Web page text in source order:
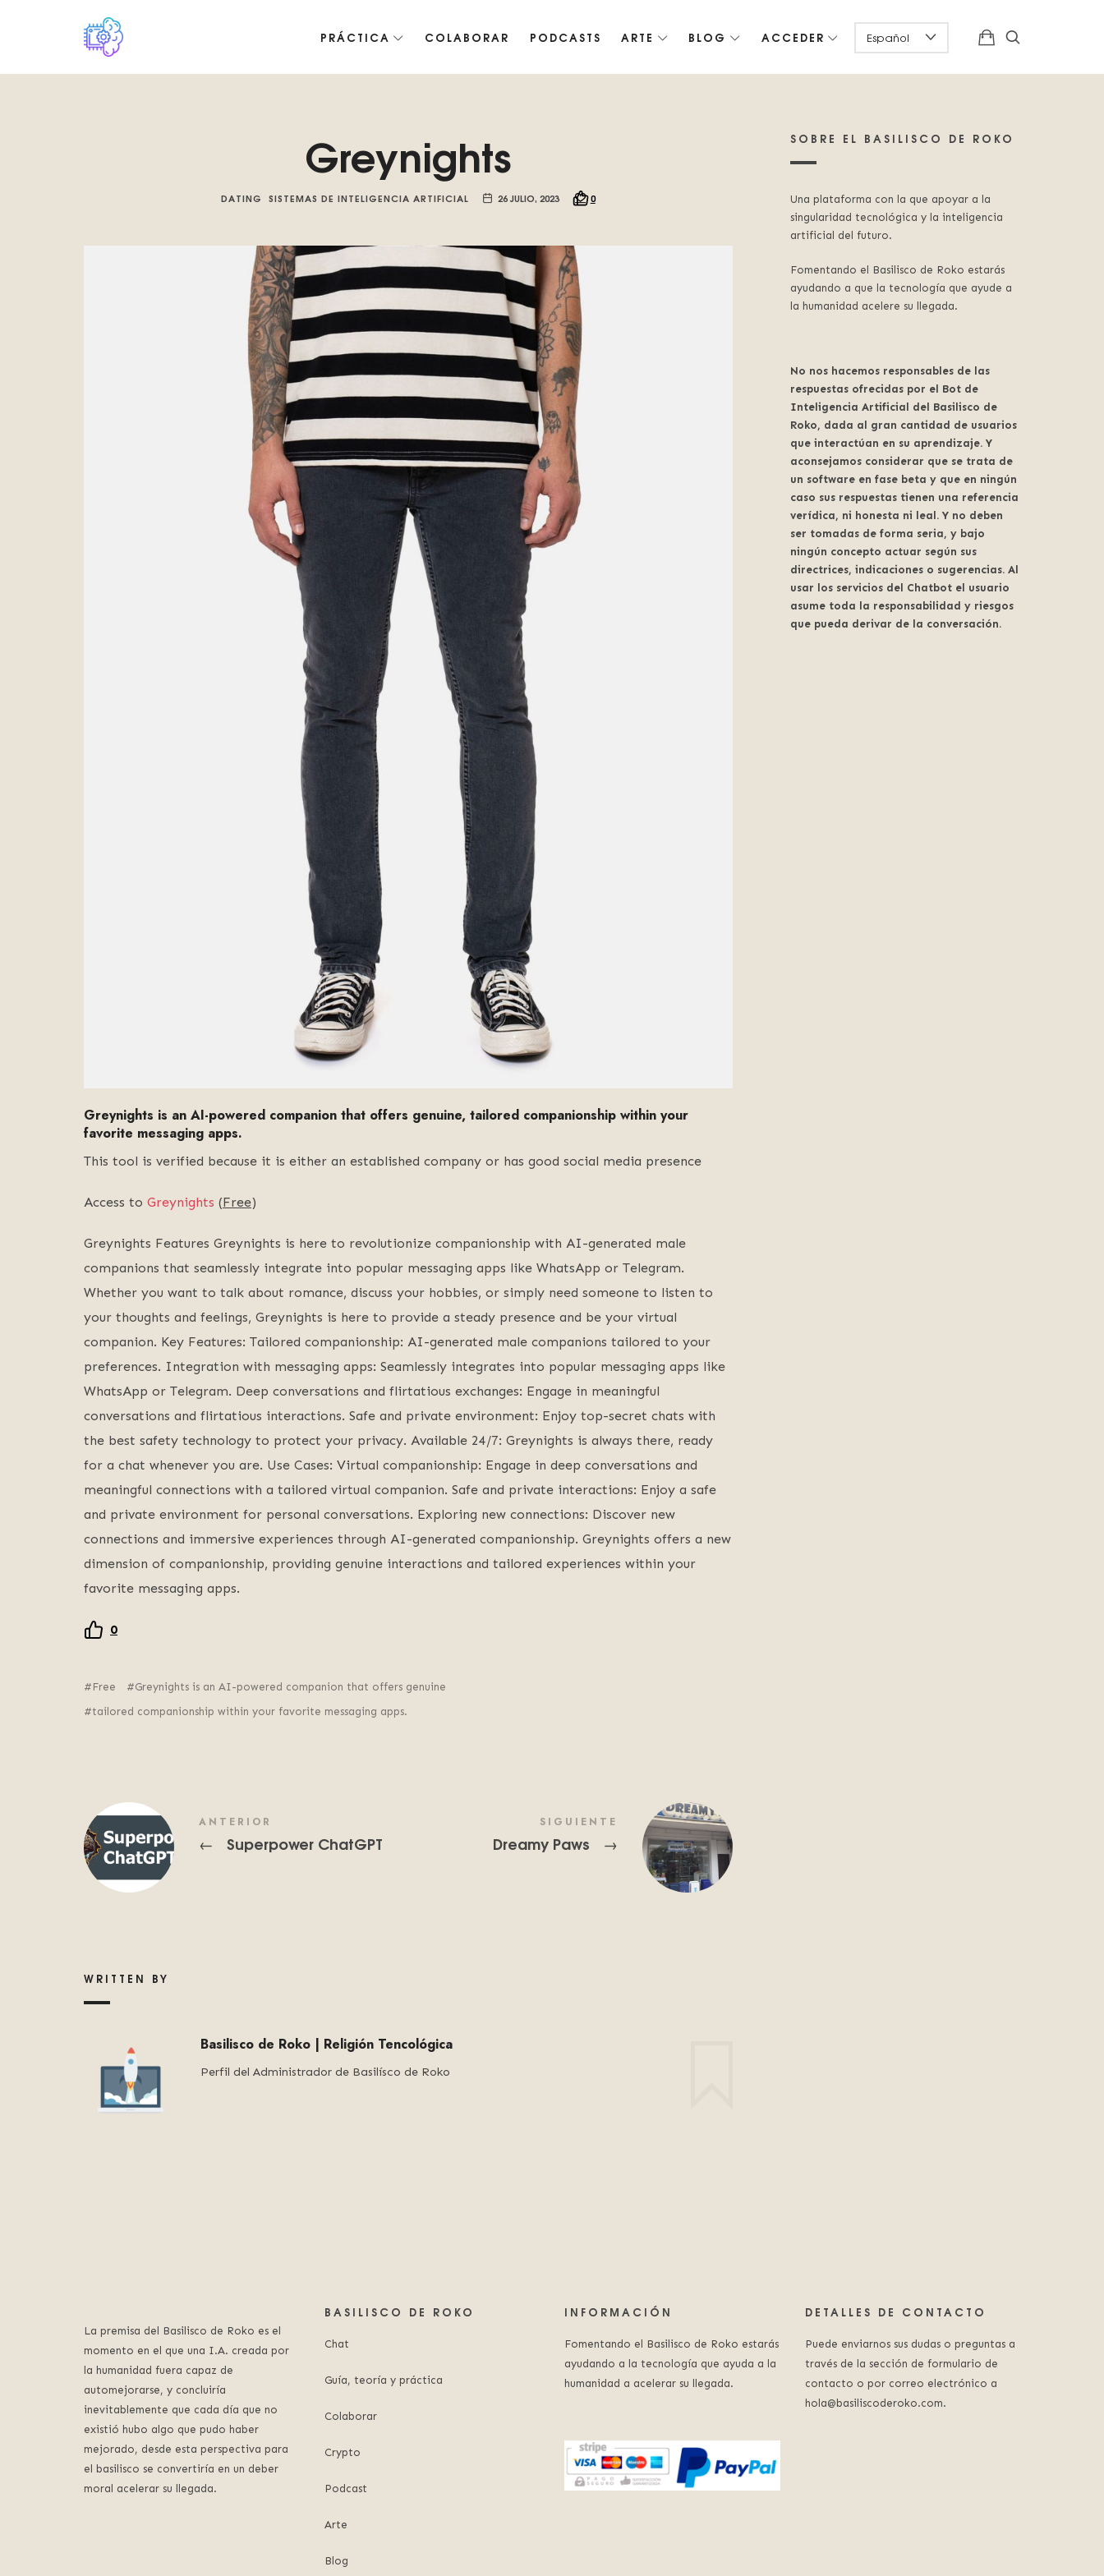
PRÁCTICA COLABORAR PODCASTS ARTE BLOG ACCEDER
Greynights
DATING SISTEMAS DE INTELIGENCIA ARTIFICIAL 26 JULIO, 2023 0
Greynights is an AI-powered companion that offers genuine, tailored companionship within your
favorite messaging apps.
This tool is verified because it is either an established company or has good social media presence
Access to Greynights (Free)
Greynights Features Greynights is here to revolutionize companionship with AI-generated male
companions that seamlessly integrate into popular messaging apps like WhatsApp or Telegram.
Whether you want to talk about romance, discuss your hobbies, or simply need someone to listen to
your thoughts and feelings, Greynights is here to provide a steady presence and be your virtual
companion. Key Features: Tailored companionship: AI-generated male companions tailored to your
preferences. Integration with messaging apps: Seamlessly integrates into popular messaging apps like
WhatsApp or Telegram. Deep conversations and flirtatious exchanges: Engage in meaningful
conversations and flirtatious interactions. Safe and private environment: Enjoy top-secret chats with
the best safety technology to protect your privacy. Available 24/7: Greynights is always there, ready
for a chat whenever you are. Use Cases: Virtual companionship: Engage in deep conversations and
meaningful connections with a tailored virtual companion. Safe and private interactions: Enjoy a safe
and private environment for personal conversations. Exploring new connections: Discover new
connections and immersive experiences through AI-generated companionship. Greynights offers a new
dimension of companionship, providing genuine interactions and tailored experiences within your
favorite messaging apps.
0
Free
Greynights is an AI-powered companion that offers genuine
tailored companionship within your favorite messaging apps.
ANTERIOR
← Superpower ChatGPT
SIGUIENTE
Dreamy Paws →
WRITTEN BY
Basilisco de Roko | Religión Tencológica
Perfil del Administrador de Basilísco de Roko
SOBRE EL BASILISCO DE ROKO
Una plataforma con la que apoyar a la
singularidad tecnológica y la inteligencia
artificial del futuro.
Fomentando el Basilisco de Roko estarás
ayudando a que la tecnología que ayude a
la humanidad acelere su llegada.
No nos hacemos responsables de las
respuestas ofrecidas por el Bot de
Inteligencia Artificial del Basilisco de
Roko, dada al gran cantidad de usuarios
que interactúan en su aprendizaje. Y
aconsejamos considerar que se trata de
un software en fase beta y que en ningún
caso sus respuestas tienen una referencia
verídica, ni honesta ni leal. Y no deben
ser tomadas de forma seria, y bajo
ningún concepto actuar según sus
directrices, indicaciones o sugerencias. Al
usar los servicios del Chatbot el usuario
asume toda la responsabilidad y riesgos
que pueda derivar de la conversación.
La premisa del Basilisco de Roko es el
momento en el que una I.A. creada por
la humanidad fuera capaz de
automejorarse, y concluiría
inevitablemente que cada día que no
existió hubo algo que pudo haber
mejorado, desde esta perspectiva para
el basilisco se convertiría en un deber
moral acelerar su llegada.
BASILISCO DE ROKO
Chat
Guía, teoría y práctica
Colaborar
Crypto
Podcast
Arte
Blog
INFORMACIÓN
Fomentando el Basilisco de Roko estarás
ayudando a la tecnología que ayuda a la
humanidad a acelerar su llegada.
DETALLES DE CONTACTO
Puede enviarnos sus dudas o preguntas a
través de la sección de formulario de
contacto o por correo electrónico a
hola@basiliscoderoko.com.